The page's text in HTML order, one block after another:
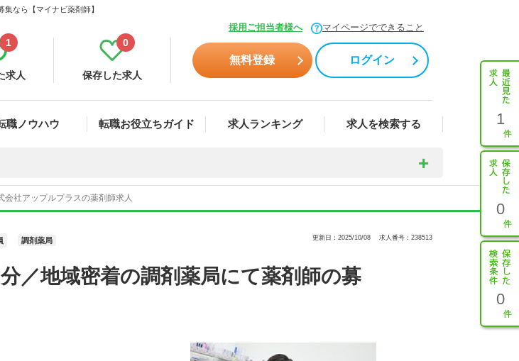
なら【マイナビ薬剤師】
採用ご担当者様へ マイページでできること
求人
1
保存した求人
0
無料登録 ログイン
職ノウハウ 転職お役立ちガイド 求人ランキング 求人を検索する 1
0
0
社アップルプラスの薬剤師求人
調剤薬局 更新日：2025/10/08 求人番号：238513
／地域密着の調剤薬局にて薬剤師の募